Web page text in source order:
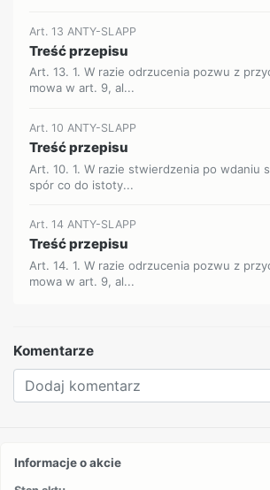
Art. 13 ANTY-SLAPP
Treść przepisu
Art. 13. 1. W razie odrzucenia pozwu z
mowa w art. 9, al...
Art. 10 ANTY-SLAPP
Treść przepisu
Art. 10. 1. W razie stwierdzenia po wdaniu
spór co do istoty...
Art. 14 ANTY-SLAPP
Treść przepisu
Art. 14. 1. W razie odrzucenia pozwu z
mowa w art. 9, al...
Komentarze
Informacje o akcie